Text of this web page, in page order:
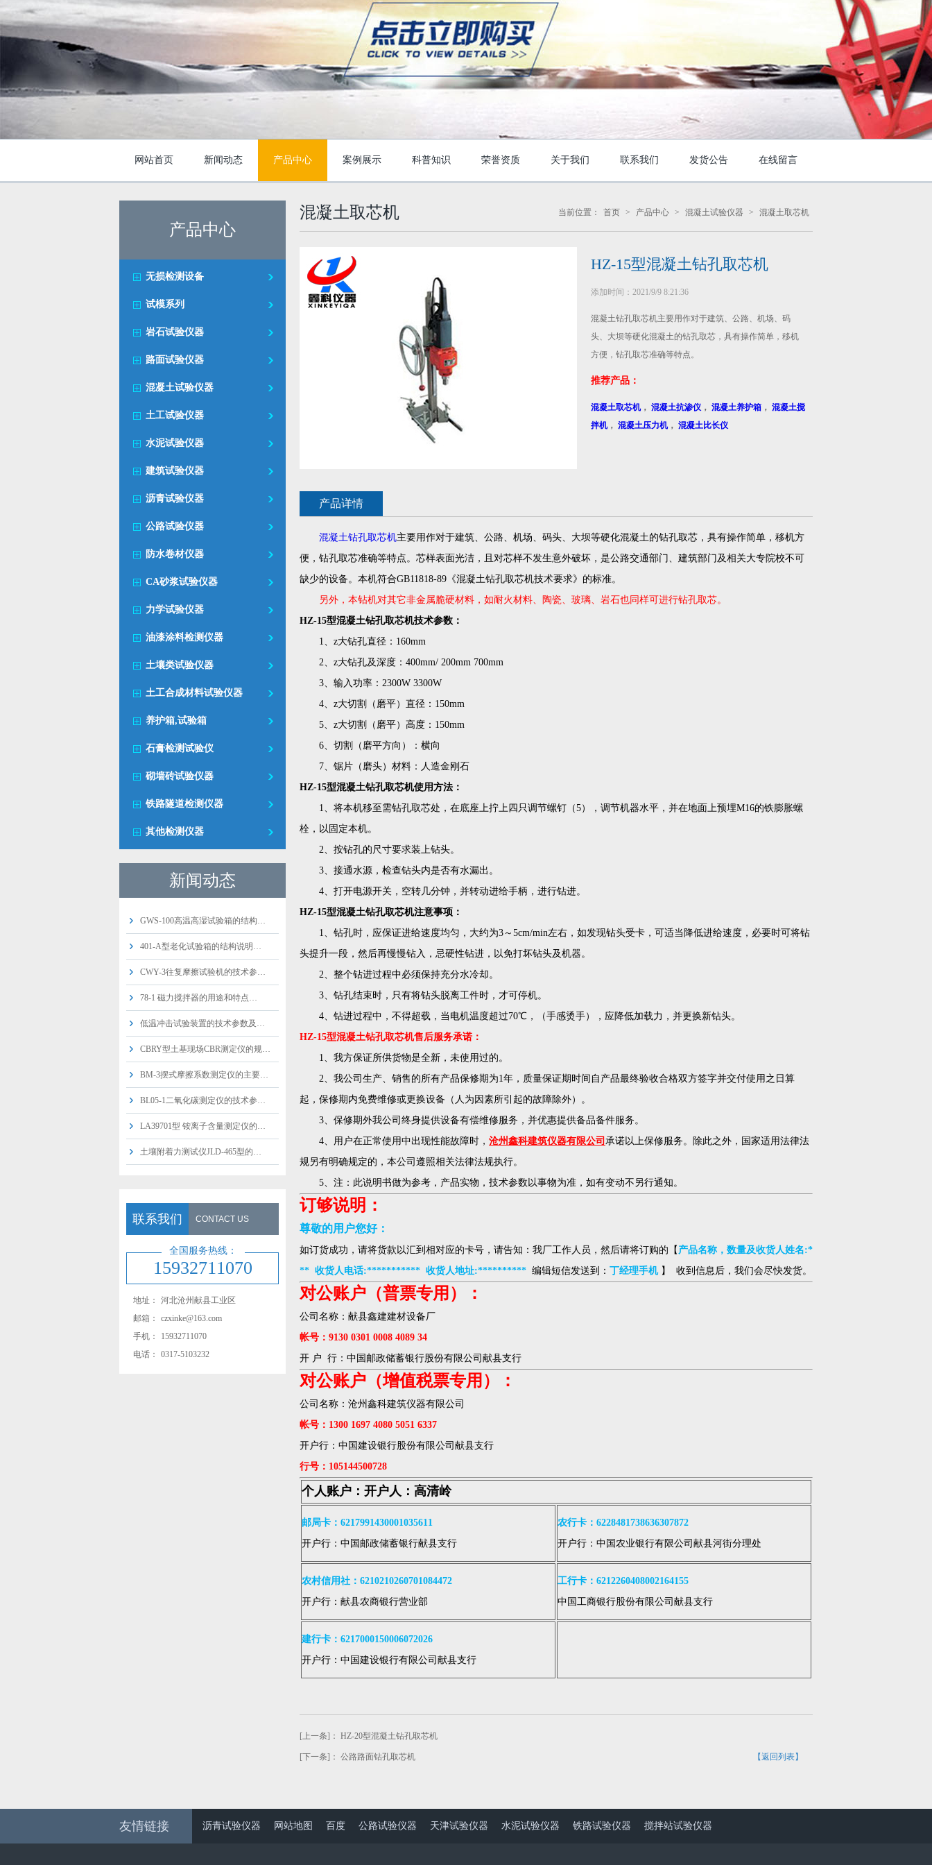
网站首页 新闻动态 产品中心 案例展示 科普知识 荣誉资质 关于我们 联系我们 发货公告 在线留言
产品中心
无损检测设备
试模系列
岩石试验仪器
路面试验仪器
混凝土试验仪器
土工试验仪器
水泥试验仪器
建筑试验仪器
沥青试验仪器
公路试验仪器
防水卷材仪器
CA砂浆试验仪器
力学试验仪器
油漆涂料检测仪器
土壤类试验仪器
土工合成材料试验仪器
养护箱,试验箱
石膏检测试验仪
砌墙砖试验仪器
铁路隧道检测仪器
其他检测仪器
新闻动态
GWS-100高温高湿试验箱的结构…
401-A型老化试验箱的结构说明…
CWY-3往复摩擦试验机的技术参…
78-1 磁力搅拌器的用途和特点…
低温冲击试验装置的技术参数及…
CBRY型土基现场CBR测定仪的规…
BM-3摆式摩擦系数测定仪的主要…
BL05-1二氧化碳测定仪的技术参…
LA39701型 铵离子含量测定仪的…
土壤附着力测试仪JLD-465型的…
联系我们 CONTACT US
15932711070
全国服务热线：
地址：
河北沧州献县工业区
邮箱：
czxinke@163.com
手机：
15932711070
电话：
0317-5103232
混凝土取芯机 当前位置： 首页 > 产品中心 > 混凝土试验仪器 > 混凝土取芯机
HZ-15型混凝土钻孔取芯机
添加时间：2021/9/9 8:21:36
混凝土钻孔取芯机主要用作对于建筑、公路、机场、码
头、大坝等硬化混凝土的钻孔取芯，具有操作简单，移机
方便，钻孔取芯准确等特点。
推荐产品：
混凝土取芯机， 混凝土抗渗仪 ， 混凝土养护箱 ， 混凝土搅
拌机， 混凝土压力机， 混凝土比长仪
产品详情
混凝土钻孔取芯机主要用作对于建筑、公路、机场、码头、大坝等硬化混凝土的钻孔取芯，具有操作简单，移机方
便，钻孔取芯准确等特点。芯样表面光洁，且对芯样不发生意外破坏，是公路交通部门、建筑部门及相关大专院校不可
缺少的设备。本机符合GB11818-89《混凝土钻孔取芯机技术要求》的标准。
另外，本钻机对其它非金属脆硬材料，如耐火材料、陶瓷、玻璃、岩石也同样可进行钻孔取芯。
HZ-15型混凝土钻孔取芯机技术参数：
1、z大钻孔直径：160mm
2、z大钻孔及深度：400mm/ 200mm 700mm
3、输入功率：2300W 3300W
4、z大切割（磨平）直径：150mm
5、z大切割（磨平）高度：150mm
6、切割（磨平方向）：横向
7、锯片（磨头）材料：人造金刚石
HZ-15型混凝土钻孔取芯机使用方法：
1、将本机移至需钻孔取芯处，在底座上拧上四只调节螺钉（5），调节机器水平，并在地面上预埋M16的铁膨胀螺
栓，以固定本机。
2、按钻孔的尺寸要求装上钻头。
3、接通水源，检查钻头内是否有水漏出。
4、打开电源开关，空转几分钟，并转动进给手柄，进行钻进。
HZ-15型混凝土钻孔取芯机注意事项：
1、钻孔时，应保证进给速度均匀，大约为3～5cm/min左右，如发现钻头受卡，可适当降低进给速度，必要时可将钻
头提升一段，然后再慢慢钻入，忌硬性钻进，以免打坏钻头及机器。
2、整个钻进过程中必须保持充分水冷却。
3、钻孔结束时，只有将钻头脱离工件时，才可停机。
4、钻进过程中，不得超载，当电机温度超过70℃，（手感烫手），应降低加载力，并更换新钻头。
HZ-15型混凝土钻孔取芯机售后服务承诺：
1、我方保证所供货物是全新，未使用过的。
2、我公司生产、销售的所有产品保修期为1年，质量保证期时间自产品最终验收合格双方签字并交付使用之日算
起，保修期内免费维修或更换设备（人为因素所引起的故障除外）。
3、保修期外我公司终身提供设备有偿维修服务，并优惠提供备品备件服务。
4、用户在正常使用中出现性能故障时， 沧州鑫科建筑仪器有限公司 承诺以上保修服务。除此之外，国家适用法律法
规另有明确规定的，本公司遵照相关法律法规执行。
5、注：此说明书做为参考，产品实物，技术参数以事物为准，如有变动不另行通知。
订够说明：
尊敬的用户您好：
如订货成功，请将货款以汇到相对应的卡号，请告知：我厂工作人员，然后请将订购的【 产品名称，数量及收货人姓名:*
** 收货人电话:*********** 收货人地址:********** 编辑短信发送到： 丁经理手机 】 收到信息后，我们会尽快发货。
对公账户（普票专用）：
公司名称：献县鑫建建材设备厂
帐号：9130 0301 0008 4089 34
开 户 行：中国邮政储蓄银行股份有限公司献县支行
对公账户（增值税票专用）：
公司名称：沧州鑫科建筑仪器有限公司
帐号：1300 1697 4080 5051 6337
开户行：中国建设银行股份有限公司献县支行
行号：105144500728
个人账户：开户人：高清岭
邮局卡：6217991430001035611
开户行：中国邮政储蓄银行献县支行
农行卡：6228481738636307872
开户行：中国农业银行有限公司献县河街分理处
农村信用社：6210210260701084472
开户行：献县农商银行营业部
工行卡：6212260408002164155
中国工商银行股份有限公司献县支行
建行卡：6217000150006072026
开户行：中国建设银行有限公司献县支行
[上一条]： HZ-20型混凝土钻孔取芯机
[下一条]： 公路路面钻孔取芯机 【返回列表】
友情链接 沥青试验仪器 网站地图 百度 公路试验仪器 天津试验仪器 水泥试验仪器 铁路试验仪器 搅拌站试验仪器